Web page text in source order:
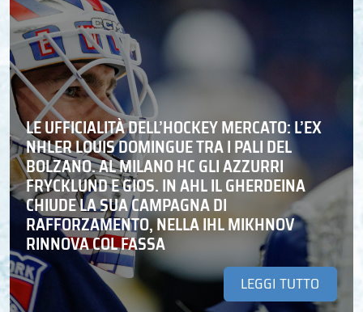
LE UFFICIALITÀ DELL’HOCKEY MERCATO: L’EX
NHLER LOUIS DOMINGUE TRA I PALI DEL
BOLZANO. AL MILANO HC GLI AZZURRI
FRYCKLUND E GIOS. IN AHL IL GHERDEINA
CHIUDE LA SUA CAMPAGNA DI
RAFFORZAMENTO, NELLA IHL MIKHNOV
RINNOVA COL FASSA
LEGGI TUTTO